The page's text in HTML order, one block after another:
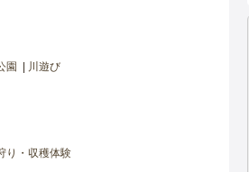
園 川遊び
り・収穫体験